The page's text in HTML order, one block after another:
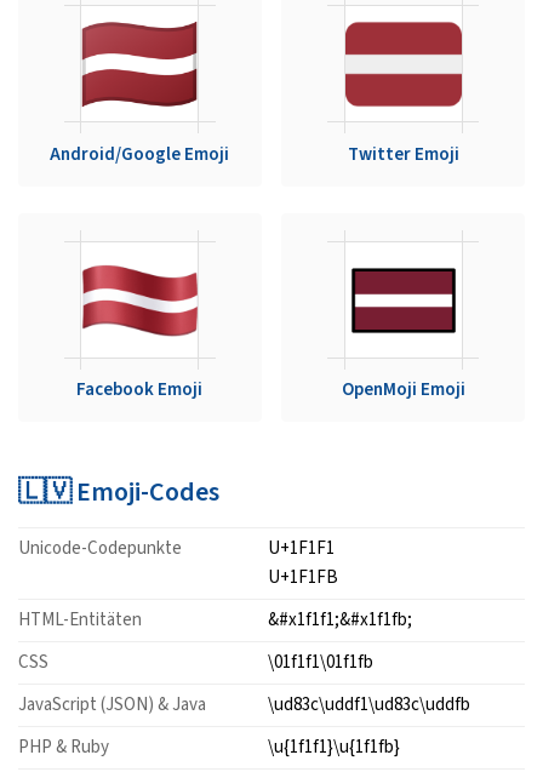
Android/Google Emoji Twitter Emoji
Facebook Emoji OpenMoji Emoji
🇱🇻 Emoji-Codes
Unicode-Codepunkte
U+1F1F1
U+1F1FB
HTML-Entitäten
&#x1f1f1;&#x1f1fb;
CSS
\01f1f1\01f1fb
JavaScript (JSON) & Java
\ud83c\uddf1\ud83c\uddfb
PHP & Ruby
\u{1f1f1}\u{1f1fb}